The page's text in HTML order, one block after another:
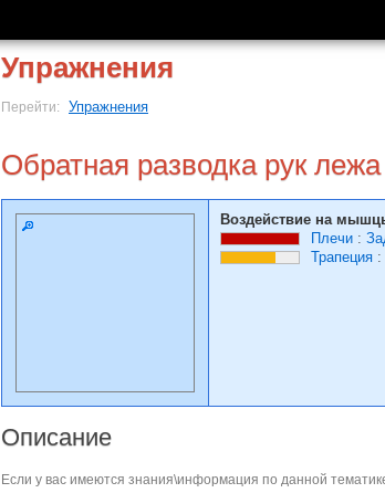
Упражнения
Перейти: Упражнения
Обратная разводка рук
Воздействие на
Плечи :
Трапеция :
Описание
Если у вас имеются знания\информация по данной